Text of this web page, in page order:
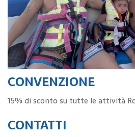
CONVENZIONE
15% di sconto su tutte le attività
CONTATTI